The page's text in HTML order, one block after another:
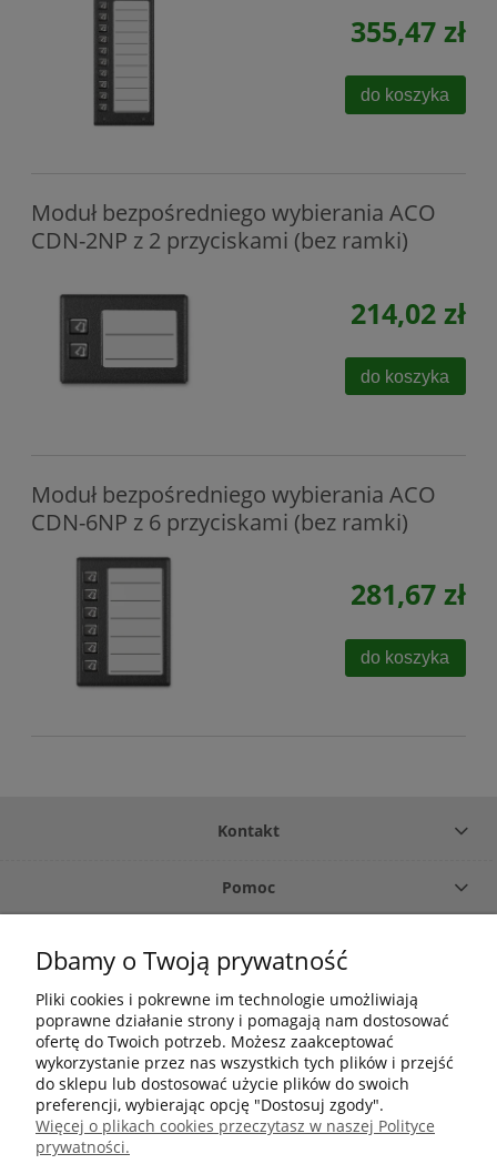
355,47 zł
do koszyka
Moduł bezpośredniego wybierania ACO
CDN-2NP z 2 przyciskami (bez ramki)
214,02 zł
do koszyka
Moduł bezpośredniego wybierania ACO
CDN-6NP z 6 przyciskami (bez ramki)
281,67 zł
do koszyka
Kontakt
Pomoc
O firmie
Moje konto
+48 502 695 633
Dbamy o Twoją prywatność
Pliki cookies i pokrewne im technologie umożliwiają
poprawne działanie strony i pomagają nam dostosować
ofertę do Twoich potrzeb. Możesz zaakceptować
wykorzystanie przez nas wszystkich tych plików i przejść
do sklepu lub dostosować użycie plików do swoich
preferencji, wybierając opcję "Dostosuj zgody".
Więcej o plikach cookies przeczytasz w naszej Polityce
prywatności.